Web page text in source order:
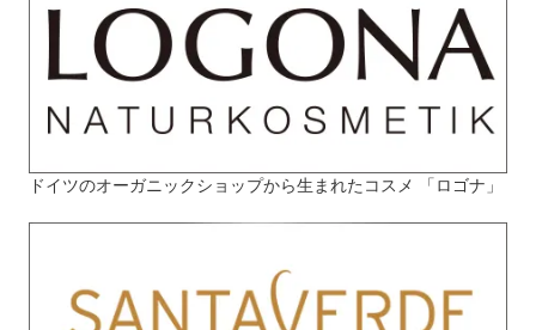
ドイツのオーガニックショップから生まれたコスメ 「ロゴナ」